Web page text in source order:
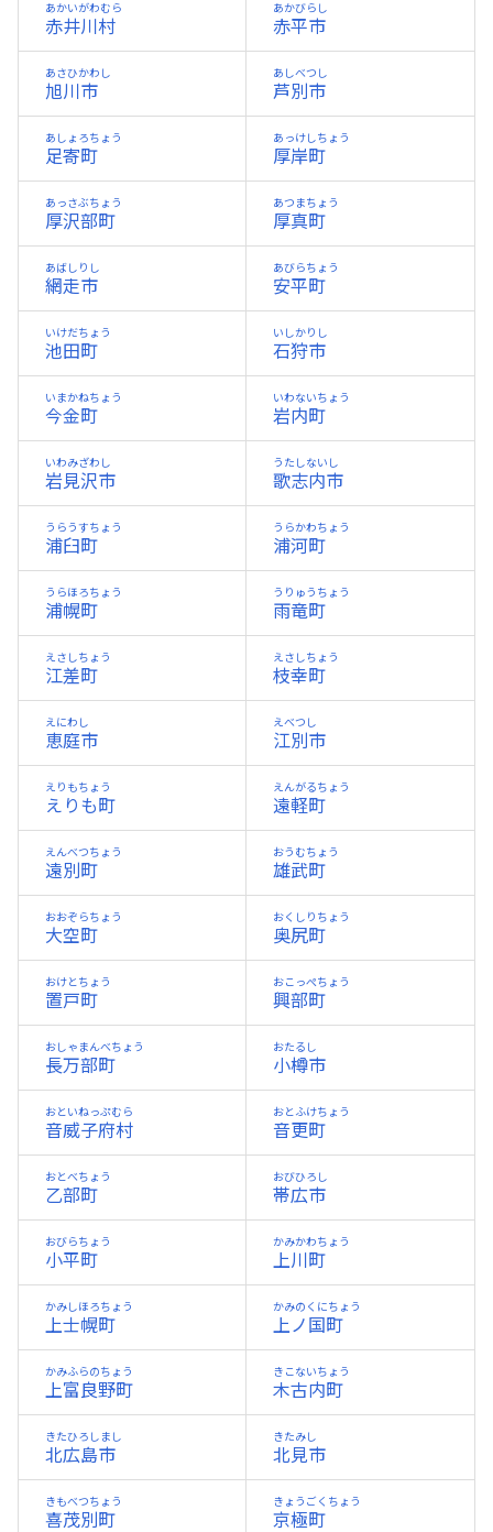
赤井川村
あかいがわむら
赤平市
あかびらし
旭川市
あさひかわし
芦別市
あしべつし
足寄町
あしょろちょう
厚岸町
あっけしちょう
厚沢部町
あっさぶちょう
厚真町
あつまちょう
網走市
あばしりし
安平町
あびらちょう
池田町
いけだちょう
石狩市
いしかりし
今金町
いまかねちょう
岩内町
いわないちょう
岩見沢市
いわみざわし
歌志内市
うたしないし
浦臼町
うらうすちょう
浦河町
うらかわちょう
浦幌町
うらほろちょう
雨竜町
うりゅうちょう
江差町
えさしちょう
枝幸町
えさしちょう
恵庭市
えにわし
江別市
えべつし
えりも町
えりもちょう
遠軽町
えんがるちょう
遠別町
えんべつちょう
雄武町
おうむちょう
大空町
おおぞらちょう
奥尻町
おくしりちょう
置戸町
おけとちょう
興部町
おこっぺちょう
長万部町
おしゃまんべちょう
小樽市
おたるし
音威子府村
おといねっぷむら
音更町
おとふけちょう
乙部町
おとべちょう
帯広市
おびひろし
小平町
おびらちょう
上川町
かみかわちょう
上士幌町
かみしほろちょう
上ノ国町
かみのくにちょう
上富良野町
かみふらのちょう
木古内町
きこないちょう
北広島市
きたひろしまし
北見市
きたみし
喜茂別町
きもべつちょう
京極町
きょうごくちょう